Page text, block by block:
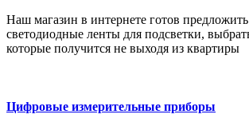
Наш магазин в интернете готов предложить
светодиодные ленты для подсветки,
которые получится не выходя из квартиры
Цифровые измерительные приборы